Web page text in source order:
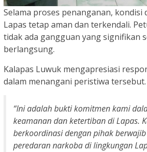
Selama proses penanganan, kondisi
Lapas tetap aman dan terkendali.
tidak ada gangguan yang signifikan
berlangsung.
Kalapas Luwuk mengapresiasi
dalam menangani peristiwa tersebut.
“Ini adalah bukti komitmen kami
keamanan dan ketertiban di Lapas.
berkoordinasi dengan pihak
peredaran narkoba di lingkungan